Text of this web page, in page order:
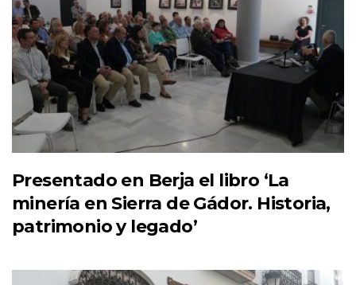
Presentado en Berja el libro ‘La
minería en Sierra de Gádor. Historia,
patrimonio y legado’